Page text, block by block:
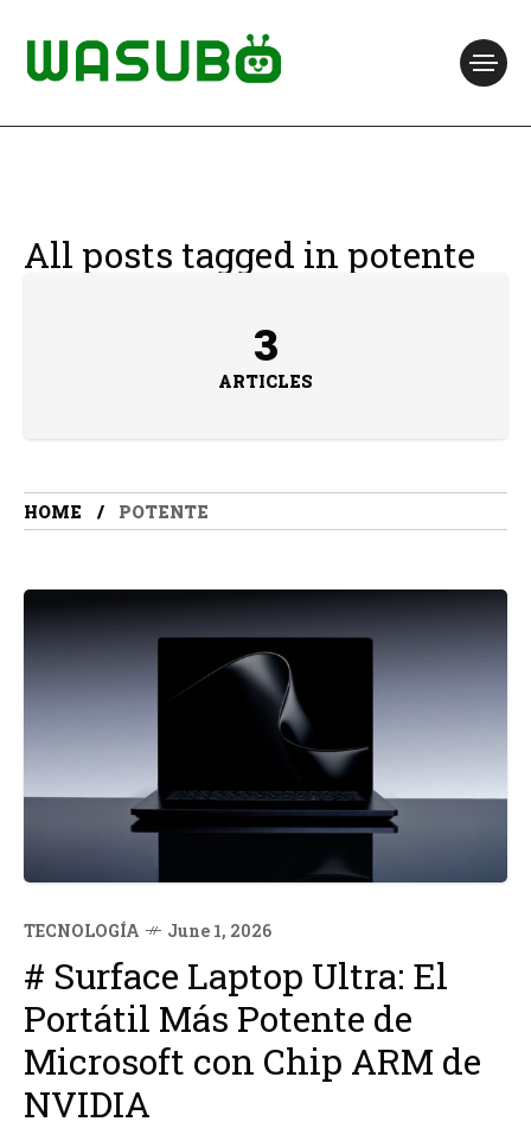
All posts tagged in potente
3
ARTICLES
HOME POTENTE
TECNOLOGÍA June 1, 2026
# Surface Laptop Ultra: El
Portátil Más Potente de
Microsoft con Chip ARM de
NVIDIA